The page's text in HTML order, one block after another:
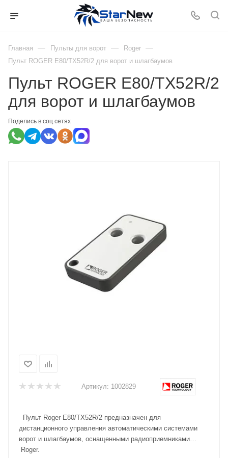
Главная — Пульты для ворот — Roger —
Пульт ROGER E80/TX52R/2 для ворот и шлагбаумов
Поделись в соц.сетях
Пульт ROGER E80/TX52R/2
для ворот и шлагбаумов
Артикул: 1002829
Пульт Roger E80/TX52R/2 предназначен для
дистанционного управления автоматическими системами
ворот и шлагбаумов, оснащенными радиоприемниками
Roger.